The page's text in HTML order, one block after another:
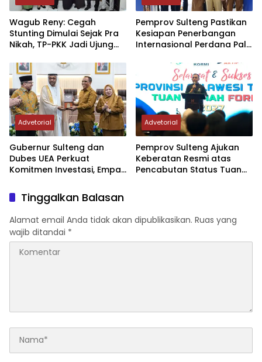
Wagub Reny: Cegah
Stunting Dimulai Sejak Pra
Nikah, TP-PKK Jadi Ujung
Pemprov Sulteng Pastikan
Kesiapan Penerbangan
Internasional Perdana Palu
Advetorial
Gubernur Sulteng dan
Dubes UEA Perkuat
Komitmen Investasi, Empat
Advetorial
Pemprov Sulteng Ajukan
Keberatan Resmi atas
Pencabutan Status Tuan
Tinggalkan Balasan
Alamat email Anda tidak akan dipublikasikan. Ruas yang
wajib ditandai *